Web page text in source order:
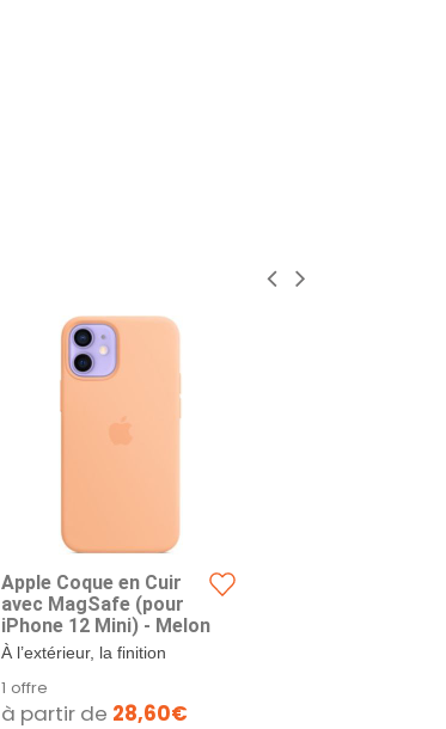
Apple Coque en Cuir
avec MagSafe (pour
iPhone 12 Mini) - Melon
À l’extérieur, la finition
silicone offre...
1 offre
à partir de 28,60€